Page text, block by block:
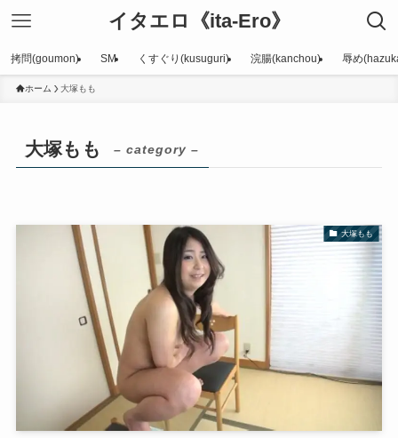
イタエロ《ita-Ero》
拷問(goumon) SM くすぐり(kusuguri) 浣腸(kanchou) 辱め
ホーム 大塚もも
大塚もも – category –
大塚もも